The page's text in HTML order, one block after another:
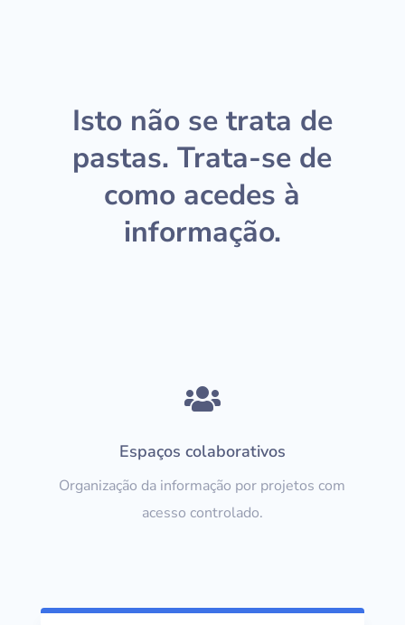
Isto não se trata de
pastas. Trata-se de
como acedes à
informação.

Espaços colaborativos
Organização da informação por projetos com
acesso controlado.